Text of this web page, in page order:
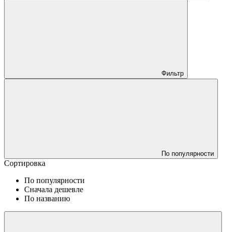
Фильтр
По популярности
Сортировка
По популярности
Сначала дешевле
По названию